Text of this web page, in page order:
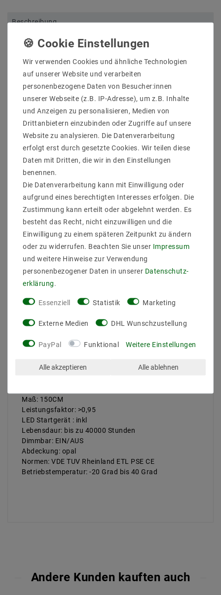
Beschreibung
Weitere Details
Informationen zur Produktsicherheit
LED Röhren inkl Stärtergeräte im Lieferungumfang
Geringe Wärmeentwicklung
Sofortstart - Sofort volle Lichtstärke
Kein Flackern
Leuchtstofflampen
Sehr hohe Lichtausbeute
Farbwiedergabe über 80
Bitte beachten Sie, dass die LED Tube nur von
Fachpersonal installiert werden sollte.
Leistung: 30W
Lichtstrom: 3300LM
Abstrahlwinkel: 120 Grad
Lichtausbeute: 110 LM/W
Enegrieklasse (2017/1369): E
LED TYPEN: SMD 2835
Farbtemeratur: 3000 K
Spannung(EIN): 220-240V AC
Maß: 150CM
Leistungsfaktor: >0,95
LED Startgerät : inkl
Lebensdaur: bis zu 40000 Stunden
Dimmbar: EIN/AUS
Abdeckung: opal
Normen: VDE TUV Rheinland ETL PSE CE
Betriebstemperatur: -20 Grad bis 40 Grad
Andere Kunden kauften auch
Wir verwenden Cookies und ähnliche Technologien
auf unserer Website und verarbeiten
personenbezogene Daten von Besucher:innen
unserer Webseite (z.B. IP-Adresse), um z.B. Inhalte
und Anzeigen zu personalisieren, Medien von
Drittanbietern einzubinden oder Zugriffe auf unsere
Website zu analysieren. Die Datenverarbeitung
erfolgt erst durch gesetzte Cookies. Wir teilen diese
Daten mit Dritten, die wir in den Einstellungen
benennen.
Die Datenverarbeitung kann mit Einwilligung oder
aufgrund eines berechtigten Interesses erfolgen. Die
Zustimmung kann erteilt oder abgelehnt werden. Es
besteht das Recht, nicht einzuwilligen und die
Einwilligung zu einem späteren Zeitpunkt zu ändern
oder zu widerrufen. Beachten Sie unser Impressum
und weitere Hinweise zur Verwendung
personenbezogener Daten in unserer Daten­schutz­
erklärung
Essenziell Statistik Marketing
Externe Medien DHL Wunschzustellung
PayPal Funktional Weitere Einstellungen
Alle akzeptieren Alle ablehnen